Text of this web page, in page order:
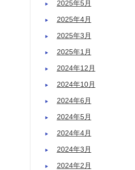
2025年5月
2025年4月
2025年3月
2025年1月
2024年12月
2024年10月
2024年6月
2024年5月
2024年4月
2024年3月
2024年2月